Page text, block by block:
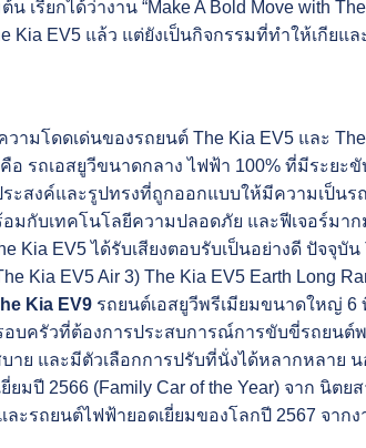
เรียกได้ว่างาน “Make A Bold Move with
Kia EV5 แล้ว แต่ยังเป็นกิจกรรมที่ทำให้เกีย
ามโดดเด่นของรถยนต์ The Kia EV5 และ
คือ รถเอสยูวีขนาดกลาง ไฟฟ้า 100% ที่มีระยะ
ะสงค์และรูปทรงที่ถูกออกแบบให้มีความเป็นร
มกับเทคโนโลยีความปลอดภัย และฟีเจอร์มา
Kia EV5 ได้รับเสียงตอบรับเป็นอย่างดี ปัจจุ
Kia EV5 Air 3) The Kia EV5 Earth Long
Kia EV9รถยนต์เอสยูวีพรีเมียมขนาดใหญ่ 6
บครัวที่ต้องการประสบการณ์การขับขี่รถยนต์
าย และมีตัวเลือกการปรับที่นั่งได้หลากหลาย น
มปี 2566 (Family Car of the Year) จาก นิต
ะรถยนต์ไฟฟ้ายอดเยี่ยมของโลกปี 2567 จากง